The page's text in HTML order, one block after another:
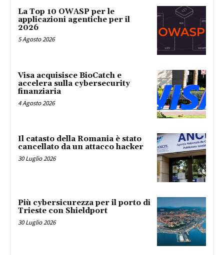
La Top 10 OWASP per le
applicazioni agentiche per il
2026
5 Agosto 2026
Visa acquisisce BioCatch e
accelera sulla cybersecurity
finanziaria
4 Agosto 2026
Il catasto della Romania è stato
cancellato da un attacco hacker
30 Luglio 2026
Più cybersicurezza per il porto di
Trieste con Shieldport
30 Luglio 2026